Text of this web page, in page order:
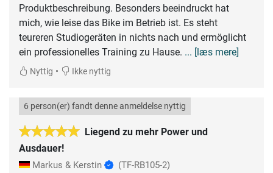
Produktbeschreibung. Besonders beeindruckt hat
mich, wie leise das Bike im Betrieb ist. Es steht
teureren Studiogeräten in nichts nach und ermöglicht
ein professionelles Training zu Hause. ... [læs mere]
Nyttig • Ikke nyttig
Liegend zu mehr Power und
Ausdauer!
6 person(er) fandt denne anmeldelse nyttig
Markus & Kerstin (TF-RB105-2)